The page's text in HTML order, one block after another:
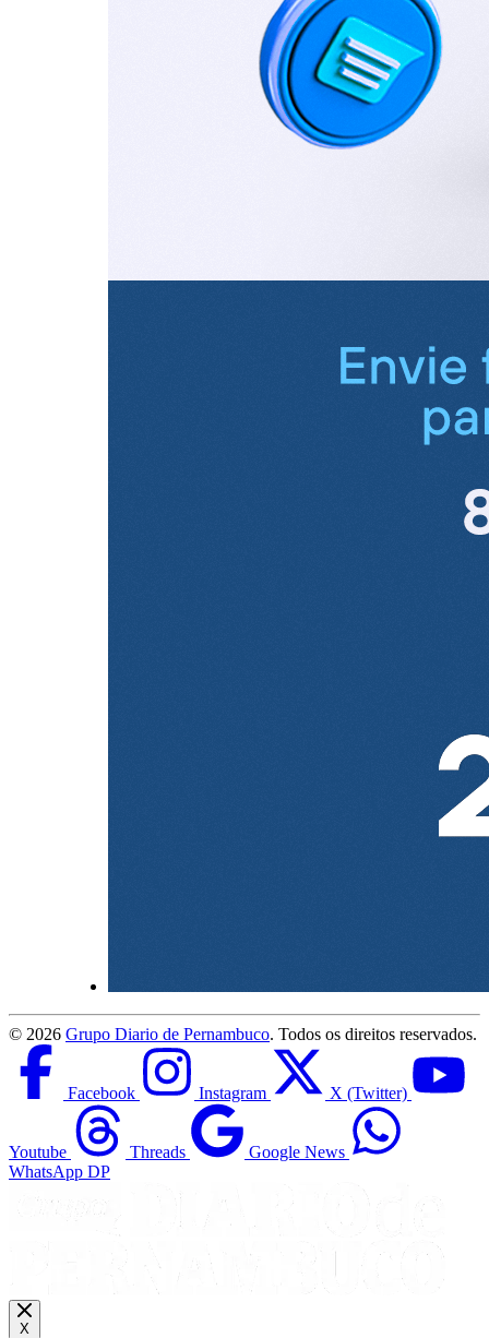
© 2026 Grupo Diario de Pernambuco. Todos os direitos reservados.
Facebook Instagram X (Twitter)
Youtube Threads
Google News
WhatsApp DP
X